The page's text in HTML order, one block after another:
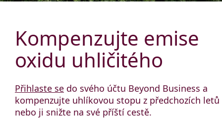
Kompenzujte emise
oxidu uhličitého
Přihlaste se do svého účtu Beyond Business a
kompenzujte uhlíkovou stopu z předchozích letů
nebo ji snižte na své příští cestě.